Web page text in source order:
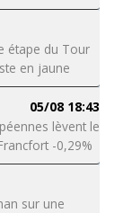
étape du Tour
en jaune
05/08 18:43
lèvent le
-0,29%
sur une